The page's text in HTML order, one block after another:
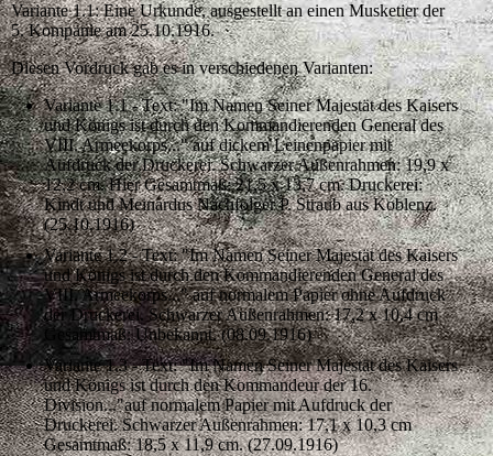
Variante 1.1: Eine Urkunde, ausgestellt an einen Musketier der
5. Kompanie am 25.10.1916.
Diesen Vordruck gab es in verschiedenen Varianten:
Variante 1.1 - Text: "Im Namen Seiner Majestät des Kaisers
und Königs ist durch den Kommandierenden General des
VIII. Armeekorps..." auf dickem Leinenpapier mit
Aufdruck der Druckerei. Schwarzer Außenrahmen: 19,9 x
12,2 cm. Hier Gesamtmaß: 21,5 x 13,7 cm. Druckerei:
Kindt und Meinardus Nachfolger P. Straub aus Koblenz.
(25.10.1916)
Variante 1.2 - Text: "Im Namen Seiner Majestät des Kaisers
und Königs ist durch den Kommandierenden General des
VIII. Armeekorps..." auf normalem Papier ohne Aufdruck
der Druckerei. Schwarzer Außenrahmen: 17,2 x 10,4 cm
Gesamtmaß: Unbekannt. (08.09.1916)
Variante 1.3 - Text: "Im Namen Seiner Majestät des Kaisers
und Königs ist durch den Kommandeur der 16.
Division..."auf normalem Papier mit Aufdruck der
Druckerei. Schwarzer Außenrahmen: 17,1 x 10,3 cm
Gesamtmaß: 18,5 x 11,9 cm. (27.09.1916)